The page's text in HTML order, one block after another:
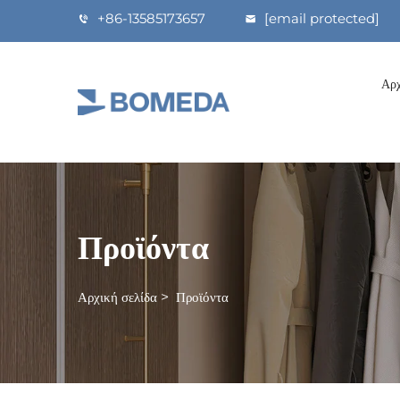
+86-13585173657 [email protected]
Προϊόντα
Αρχική σελίδα > Προϊόντα